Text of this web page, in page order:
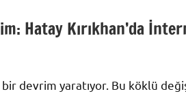
Hatay Kırıkhan’da
devrim yaratıyor. Bu köklü